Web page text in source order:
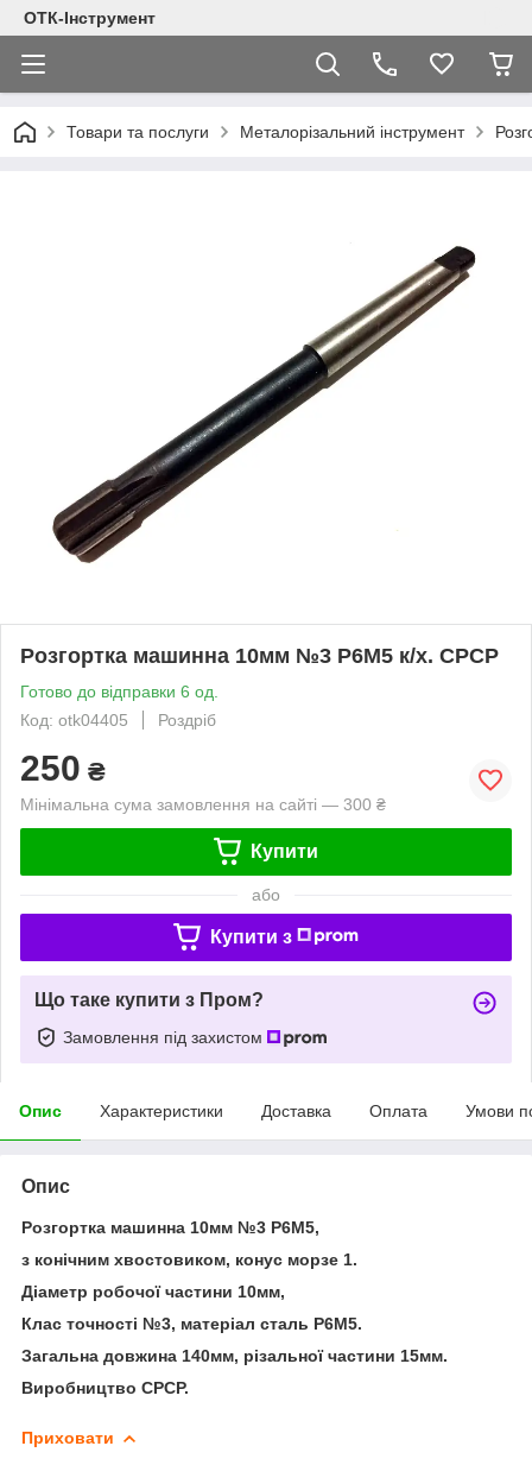
ОТК-Інструмент
Товари та послуги Металорізальний інструмент
Розгортка машинна 10мм №3 Р6М5 к/х. СРСР
Готово до відправки 6 од.
Код: otk04405
Роздріб
250 ₴
Мінімальна сума замовлення на сайті — 300 ₴
Купити
або
Купити з
Що таке купити з Пром?
Замовлення під захистом
Опис Характеристики Доставка Оплата Умови
Опис
Розгортка машинна 10мм №3 Р6М5,
з конічним хвостовиком, конус морзе 1.
Діаметр робочої частини 10мм,
Клас точності №3, матеріал сталь Р6М5.
Загальна довжина 140мм, різальної частини 15мм.
Виробництво СРСР.
Приховати